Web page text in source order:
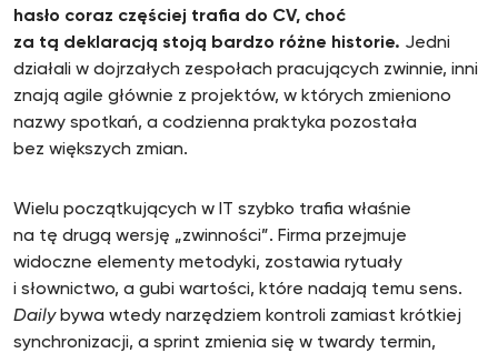
hasło coraz częściej trafia do CV, choć
za tą deklaracją stoją bardzo różne historie. Jedni
działali w dojrzałych zespołach pracujących zwinnie, inni
znają agile głównie z projektów, w których zmieniono
nazwy spotkań, a codzienna praktyka pozostała
bez większych zmian.
Wielu początkujących w IT szybko trafia właśnie
na tę drugą wersję „zwinności”. Firma przejmuje
widoczne elementy metodyki, zostawia rytuały
i słownictwo, a gubi wartości, które nadają temu sens.
Daily bywa wtedy narzędziem kontroli zamiast krótkiej
synchronizacji, a sprint zmienia się w twardy termin,